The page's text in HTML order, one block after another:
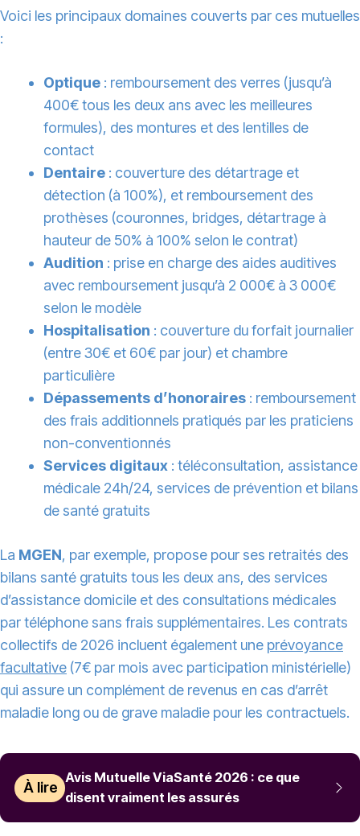
Voici les principaux domaines couverts par ces mutuelles
:
Optique : remboursement des verres (jusqu’à
400€ tous les deux ans avec les meilleures
formules), des montures et des lentilles de
contact
Dentaire : couverture des détartrage et
détection (à 100%), et remboursement des
prothèses (couronnes, bridges, détartrage à
hauteur de 50% à 100% selon le contrat)
Audition : prise en charge des aides auditives
avec remboursement jusqu’à 2 000€ à 3 000€
selon le modèle
Hospitalisation : couverture du forfait journalier
(entre 30€ et 60€ par jour) et chambre
particulière
Dépassements d’honoraires : remboursement
des frais additionnels pratiqués par les praticiens
non-conventionnés
Services digitaux : téléconsultation, assistance
médicale 24h/24, services de prévention et bilans
de santé gratuits
La MGEN, par exemple, propose pour ses retraités des
bilans santé gratuits tous les deux ans, des services
d’assistance domicile et des consultations médicales
par téléphone sans frais supplémentaires. Les contrats
collectifs de 2026 incluent également une prévoyance
facultative (7€ par mois avec participation ministérielle)
qui assure un complément de revenus en cas d’arrêt
maladie long ou de grave maladie pour les contractuels.
À lire
Avis Mutuelle ViaSanté 2026 : ce que
disent vraiment les assurés